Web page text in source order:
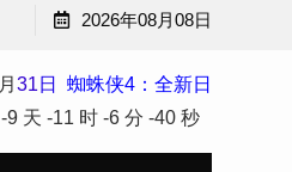
2026年08月08日
月 31 日
蜘蛛侠4：全新日
-9 天 -11 时 -6 分 -40 秒